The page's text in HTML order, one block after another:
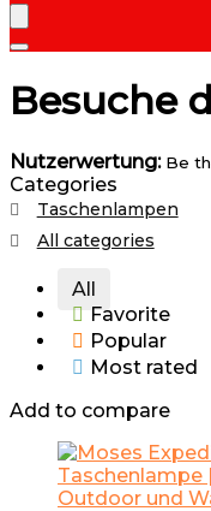
Besuche
Nutzerwertung: Be
Categories
Taschenlampen
All categories
All
Favorite
Popular
Most rated
Add to compare